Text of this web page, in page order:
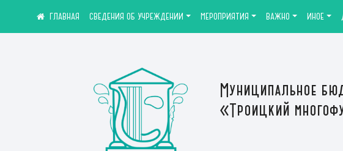
Муниципальное
«Троицкий
СВЕДЕНИЯ ОБ УЧРЕЖДЕНИИ МЕРОПРИЯТИЯ ВАЖНО ИНОЕ